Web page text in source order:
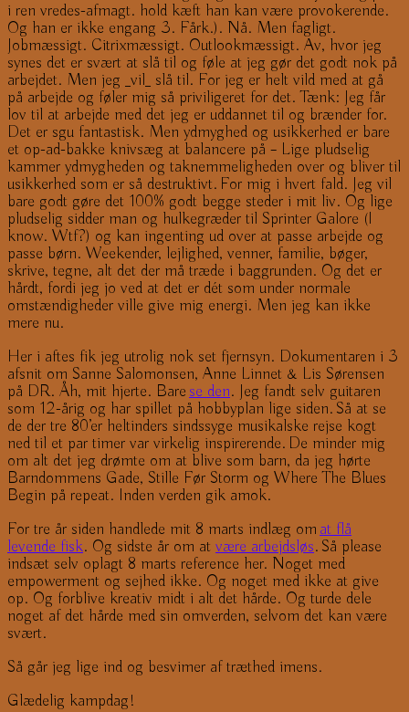
i ren vredes-afmagt. hold kæft han kan være provokerende.
Og han er ikke engang 3. Fårk.). Nå. Men fagligt.
Jobmæssigt. Citrixmæssigt. Outlookmæssigt. Av, hvor jeg
synes det er svært at slå til og føle at jeg gør det godt nok på
arbejdet. Men jeg _vil_ slå til. For jeg er helt vild med at gå
på arbejde og føler mig så priviligeret for det. Tænk: Jeg får
lov til at arbejde med det jeg er uddannet til og brænder for.
Det er sgu fantastisk. Men ydmyghed og usikkerhed er bare
et op-ad-bakke knivsæg at balancere på – Lige pludselig
kammer ydmygheden og taknemmeligheden over og bliver til
usikkerhed som er så destruktivt. For mig i hvert fald. Jeg vil
bare godt gøre det 100% godt begge steder i mit liv. Og lige
pludselig sidder man og hulkegræder til Sprinter Galore (I
know. Wtf?) og kan ingenting ud over at passe arbejde og
passe børn. Weekender, lejlighed, venner, familie, bøger,
skrive, tegne, alt det der må træde i baggrunden. Og det er
hårdt, fordi jeg jo ved at det er dét som under normale
omstændigheder ville give mig energi. Men jeg kan ikke
mere nu.
Her i aftes fik jeg utrolig nok set fjernsyn. Dokumentaren i 3
afsnit om Sanne Salomonsen, Anne Linnet & Lis Sørensen
på DR. Åh, mit hjerte. Bare se den. Jeg fandt selv guitaren
som 12-årig og har spillet på hobbyplan lige siden. Så at se
de der tre 80’er heltinders sindssyge musikalske rejse kogt
ned til et par timer var virkelig inspirerende. De minder mig
om alt det jeg drømte om at blive som barn, da jeg hørte
Barndommens Gade, Stille Før Storm og Where The Blues
Begin på repeat. Inden verden gik amok.
For tre år siden handlede mit 8 marts indlæg om at flå
levende fisk. Og sidste år om at være arbejdsløs. Så please
indsæt selv oplagt 8 marts reference her. Noget med
empowerment og sejhed ikke. Og noget med ikke at give
op. Og forblive kreativ midt i alt det hårde. Og turde dele
noget af det hårde med sin omverden, selvom det kan være
svært.
Så går jeg lige ind og besvimer af træthed imens.
Glædelig kampdag!